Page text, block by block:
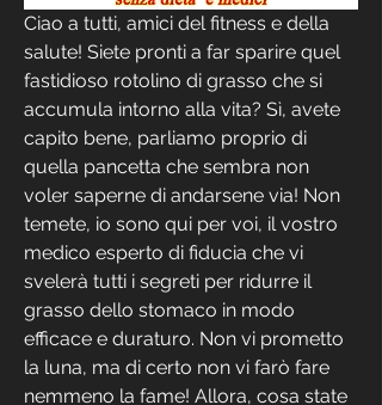
Ciao a tutti, amici del fitness e della
salute! Siete pronti a far sparire quel
fastidioso rotolino di grasso che si
accumula intorno alla vita? Sì, avete
capito bene, parliamo proprio di
quella pancetta che sembra non
voler saperne di andarsene via! Non
temete, io sono qui per voi, il vostro
medico esperto di fiducia che vi
svelerà tutti i segreti per ridurre il
grasso dello stomaco in modo
efficace e duraturo. Non vi prometto
la luna, ma di certo non vi farò fare
nemmeno la fame! Allora, cosa state